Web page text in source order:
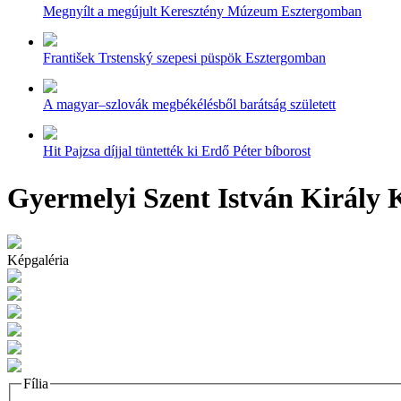
Megnyílt a megújult Keresztény Múzeum Esztergomban
František Trstenský szepesi püspök Esztergomban
A magyar–szlovák megbékélésből barátság született
Hit Pajzsa díjjal tüntették ki Erdő Péter bíborost
Gyermelyi Szent István Király
Képgaléria
Fília